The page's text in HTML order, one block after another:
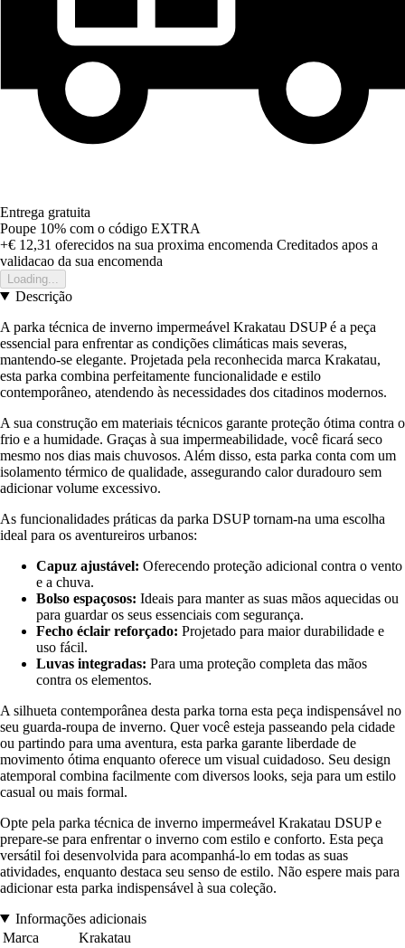
Entrega gratuita
Poupe 10% com o código EXTRA
+€ 12,31 oferecidos na sua proxima encomenda Creditados apos a
validacao da sua encomenda
Loading...
Descrição
A parka técnica de inverno impermeável Krakatau DSUP é a peça
essencial para enfrentar as condições climáticas mais severas,
mantendo-se elegante. Projetada pela reconhecida marca Krakatau,
esta parka combina perfeitamente funcionalidade e estilo
contemporâneo, atendendo às necessidades dos citadinos modernos.
A sua construção em materiais técnicos garante proteção ótima contra o
frio e a humidade. Graças à sua impermeabilidade, você ficará seco
mesmo nos dias mais chuvosos. Além disso, esta parka conta com um
isolamento térmico de qualidade, assegurando calor duradouro sem
adicionar volume excessivo.
As funcionalidades práticas da parka DSUP tornam-na uma escolha
ideal para os aventureiros urbanos:
Capuz ajustável: Oferecendo proteção adicional contra o vento
e a chuva.
Bolso espaçosos: Ideais para manter as suas mãos aquecidas ou
para guardar os seus essenciais com segurança.
Fecho éclair reforçado: Projetado para maior durabilidade e
uso fácil.
Luvas integradas: Para uma proteção completa das mãos
contra os elementos.
A silhueta contemporânea desta parka torna esta peça indispensável no
seu guarda-roupa de inverno. Quer você esteja passeando pela cidade
ou partindo para uma aventura, esta parka garante liberdade de
movimento ótima enquanto oferece um visual cuidadoso. Seu design
atemporal combina facilmente com diversos looks, seja para um estilo
casual ou mais formal.
Opte pela parka técnica de inverno impermeável Krakatau DSUP e
prepare-se para enfrentar o inverno com estilo e conforto. Esta peça
versátil foi desenvolvida para acompanhá-lo em todas as suas
atividades, enquanto destaca seu senso de estilo. Não espere mais para
adicionar esta parka indispensável à sua coleção.
Informações adicionais
Marca
Krakatau